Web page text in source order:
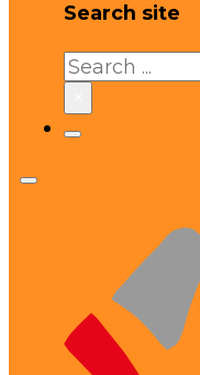
Search site
Search